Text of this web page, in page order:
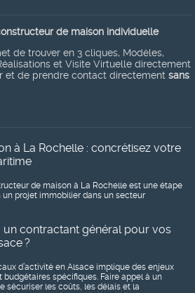
de maison individuelle
de trouver en 3 cliques, Modèles,
et Visite Virtuelle directement
et de prendre contact directement sans
à La Rochelle : concrétisez votre
de maison à La Rochelle est une étape
projet immobilier dans un secteur
un contractant général pour vos
?
d’activité en Alsace implique des enjeux
spécifiques. Faire appel à un
sécuriser les coûts, les délais et la